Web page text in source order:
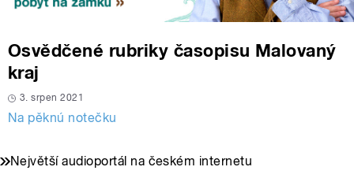
Osvědčené rubriky časopisu Malovaný
kraj
3. srpen 2021
Na pěknú notečku
Největší audioportál na českém internetu